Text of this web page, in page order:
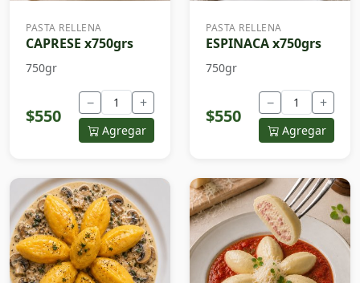
PASTA RELLENA
CAPRESE x750grs
750gr
$550
− +
Agregar
PASTA RELLENA
ESPINACA x750grs
750gr
$550
− +
Agregar